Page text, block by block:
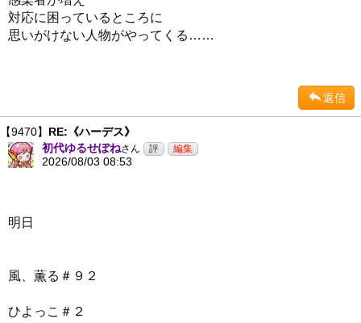
対応に困っているところに
思いがけない人物がやってくる……
返信
【9470】 RE:《ハーデス》
初代ゆるせぽねさん
2026/08/03 08:53
明日
風、薫る＃９２
ひよっこ＃２